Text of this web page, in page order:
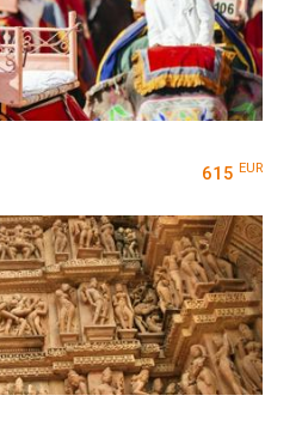
615 EUR